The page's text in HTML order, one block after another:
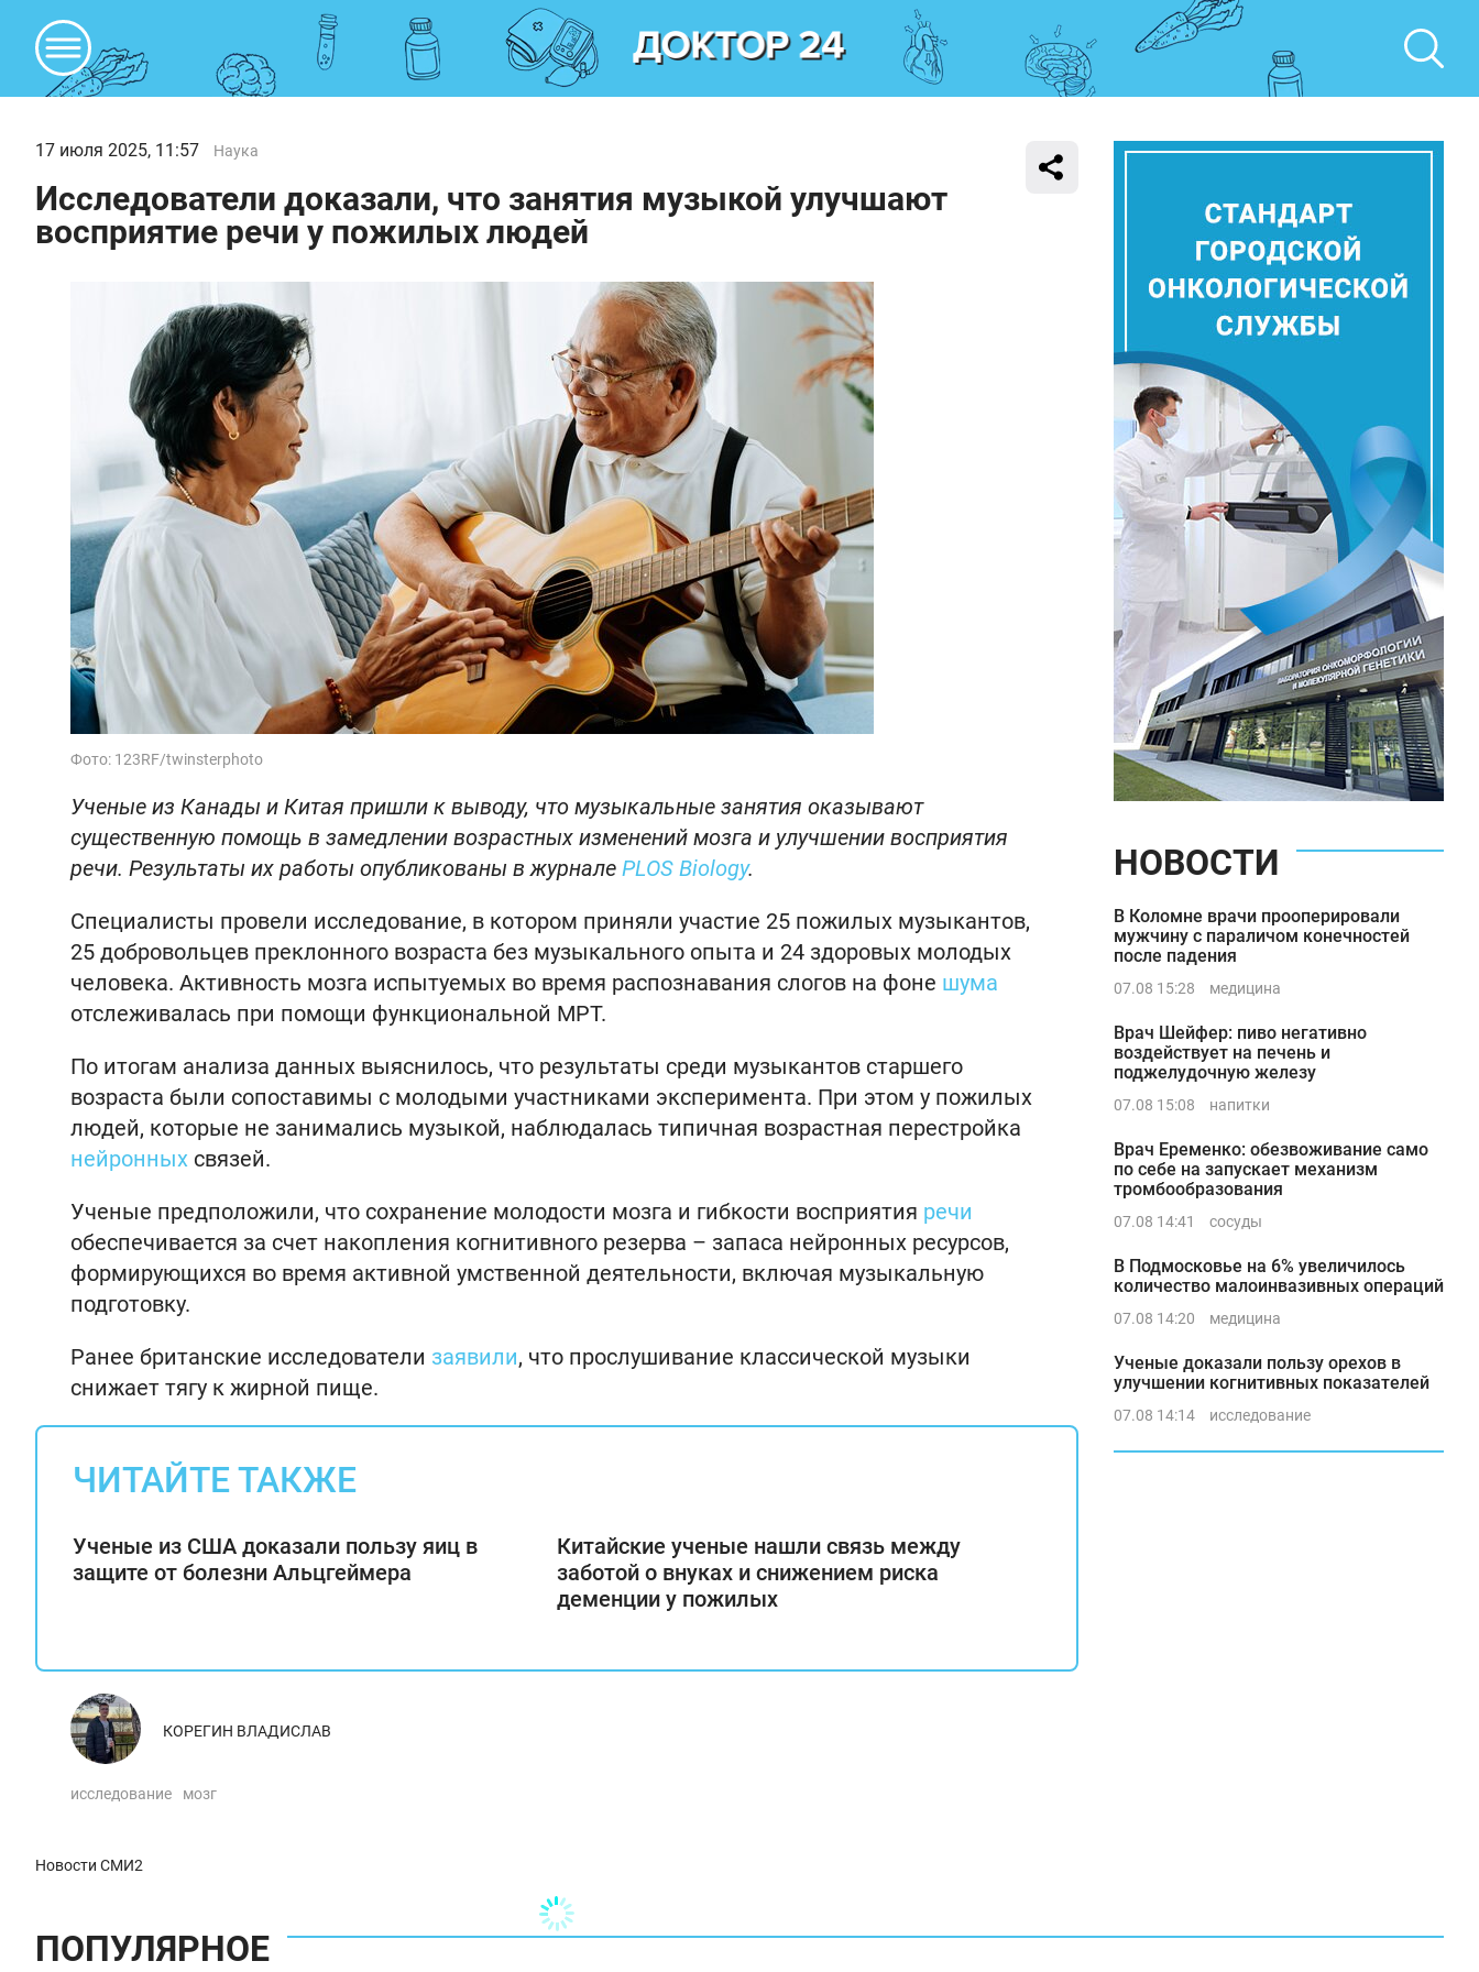
17 июля 2025, 11:57 Наука
Исследователи доказали, что занятия музыкой улучшают
восприятие речи у пожилых людей
Фото: 123RF/twinsterphoto
Ученые из Канады и Китая пришли к выводу, что музыкальные занятия оказывают
существенную помощь в замедлении возрастных изменений мозга и улучшении восприятия
речи. Результаты их работы опубликованы в журнале PLOS Biology.
Специалисты провели исследование, в котором приняли участие 25 пожилых музыкантов,
25 добровольцев преклонного возраста без музыкального опыта и 24 здоровых молодых
человека. Активность мозга испытуемых во время распознавания слогов на фоне шума
отслеживалась при помощи функциональной МРТ.
По итогам анализа данных выяснилось, что результаты среди музыкантов старшего
возраста были сопоставимы с молодыми участниками эксперимента. При этом у пожилых
людей, которые не занимались музыкой, наблюдалась типичная возрастная перестройка
нейронных связей.
Ученые предположили, что сохранение молодости мозга и гибкости восприятия речи
обеспечивается за счет накопления когнитивного резерва – запаса нейронных ресурсов,
формирующихся во время активной умственной деятельности, включая музыкальную
подготовку.
Ранее британские исследователи заявили, что прослушивание классической музыки
снижает тягу к жирной пище.
ЧИТАЙТЕ ТАКЖЕ
Ученые из США доказали пользу яиц в
защите от болезни Альцгеймера
Китайские ученые нашли связь между
заботой о внуках и снижением риска
деменции у пожилых
КОРЕГИН ВЛАДИСЛАВ
исследование мозг
Новости СМИ2
НОВОСТИ
В Коломне врачи прооперировали
мужчину с параличом конечностей
после падения
07.08 15:28 медицина
Врач Шейфер: пиво негативно
воздействует на печень и
поджелудочную железу
07.08 15:08 напитки
Врач Еременко: обезвоживание само
по себе на запускает механизм
тромбообразования
07.08 14:41 сосуды
В Подмосковье на 6% увеличилось
количество малоинвазивных операций
07.08 14:20 медицина
Ученые доказали пользу орехов в
улучшении когнитивных показателей
07.08 14:14 исследование
ПОПУЛЯРНОЕ